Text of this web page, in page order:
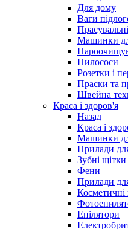
Для дому
Ваги
Машинки
Пилососи
Розетки і
Праски та
Швейна
Краса і здоров'я
Назад
Краса і
Машинки
Прилади
Зубні щітки
Фени
Прилади
Косметичні
Епілятори